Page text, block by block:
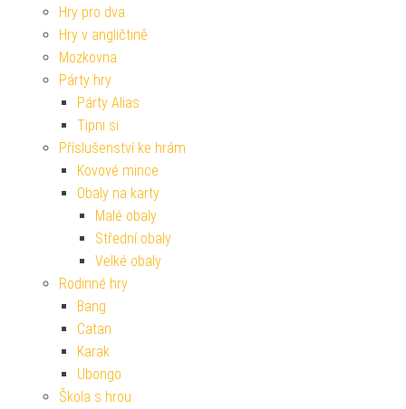
Hry pro dva
Hry v angličtině
Mozkovna
Párty hry
Párty Alias
Tipni si
Příslušenství ke hrám
Kovové mince
Obaly na karty
Malé obaly
Střední obaly
Velké obaly
Rodinné hry
Bang
Catan
Karak
Ubongo
Škola s hrou